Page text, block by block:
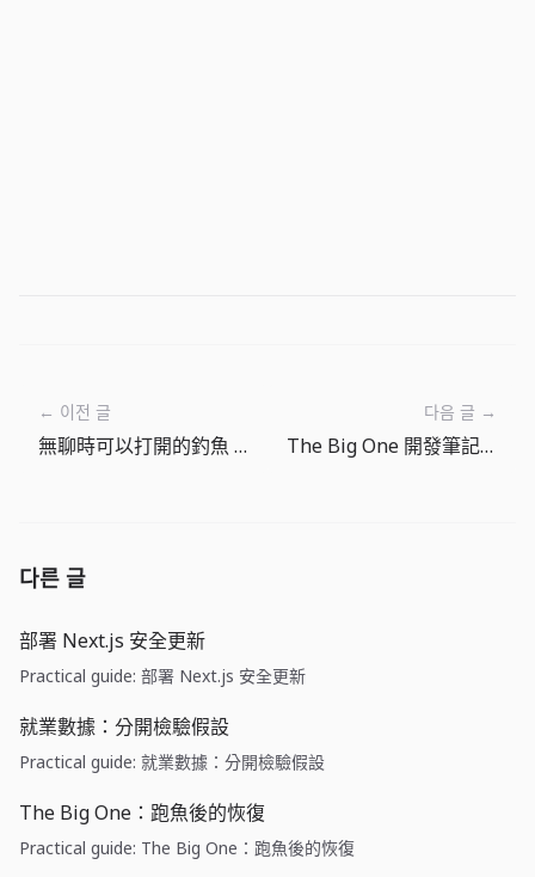
← 이전 글
無聊時可以打開的釣魚 RPG
다음 글 →
The Big One 開發筆記：釣魚地點先決定氛圍
다른 글
部署 Next.js 安全更新
Practical guide: 部署 Next.js 安全更新
就業數據：分開檢驗假設
Practical guide: 就業數據：分開檢驗假設
The Big One：跑魚後的恢復
Practical guide: The Big One：跑魚後的恢復